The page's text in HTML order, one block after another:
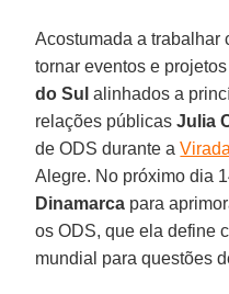
Acostumada a trabalhar
tornar eventos e
do Sul alinhados a
relações públicasJulia
de ODS durante a
Alegre. No próximo dia
Dinamarca para
os ODS, que ela define
mundial para questões